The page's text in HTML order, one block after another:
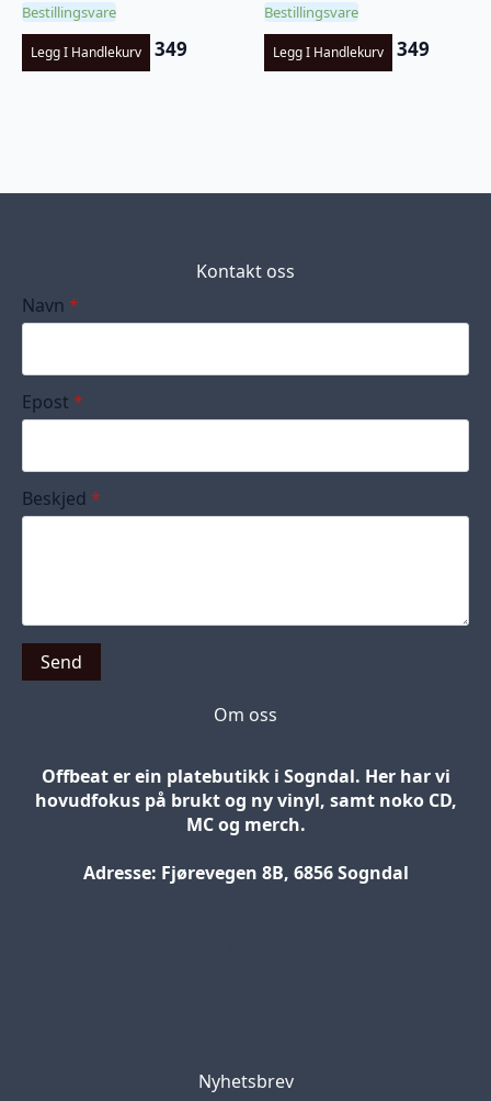
Bestillingsvare
Legg I Handlekurv 349
Bestillingsvare
Legg I Handlekurv 349
Kontakt oss
Navn *
Epost *
Beskjed *
Send
Om oss
Offbeat er ein platebutikk i Sogndal. Her har vi
hovudfokus på brukt og ny vinyl, samt noko CD,
MC og merch.
Adresse: Fjørevegen 8B, 6856 Sogndal
Nyhetsbrev